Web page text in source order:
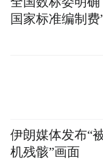
国家标准编制费
伊朗媒体发布“
机残骸”画面